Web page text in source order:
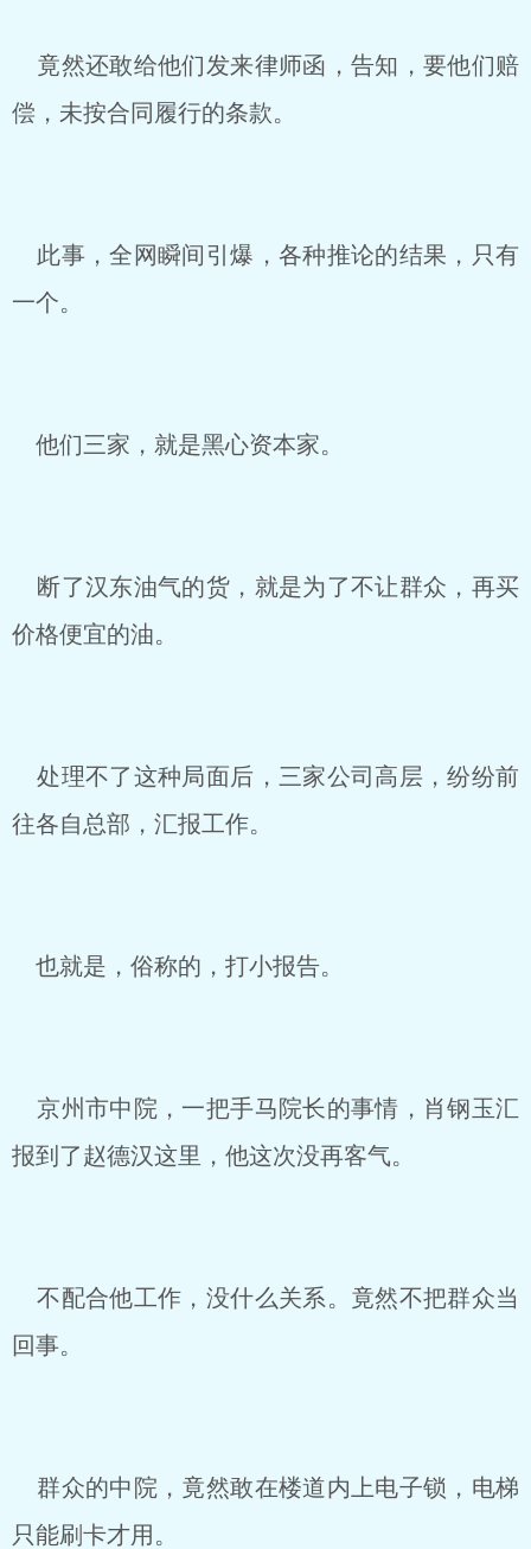
竟然还敢给他们发来律师函，告知，要他们赔
偿，未按合同履行的条款。
此事，全网瞬间引爆，各种推论的结果，只有
一个。
他们三家，就是黑心资本家。
断了汉东油气的货，就是为了不让群众，再买
价格便宜的油。
处理不了这种局面后，三家公司高层，纷纷前
往各自总部，汇报工作。
也就是，俗称的，打小报告。
京州市中院，一把手马院长的事情，肖钢玉汇
报到了赵德汉这里，他这次没再客气。
不配合他工作，没什么关系。竟然不把群众当
回事。
群众的中院，竟然敢在楼道内上电子锁，电梯
只能刷卡才用。